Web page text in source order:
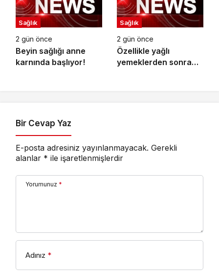
Sağlık
2 gün önce
Beyin sağlığı anne
karnında başlıyor!
Sağlık
2 gün önce
Özellikle yağlı
yemeklerden sonra
Bir Cevap Yaz
E-posta adresiniz yayınlanmayacak. Gerekli
alanlar * ile işaretlenmişlerdir
Yorumunuz *
Adınız *